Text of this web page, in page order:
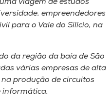
viagem de estudos
empreendedores
para o Vale do Silício, na
da região da baía de São
várias empresas de alta
produção de circuitos
informática.